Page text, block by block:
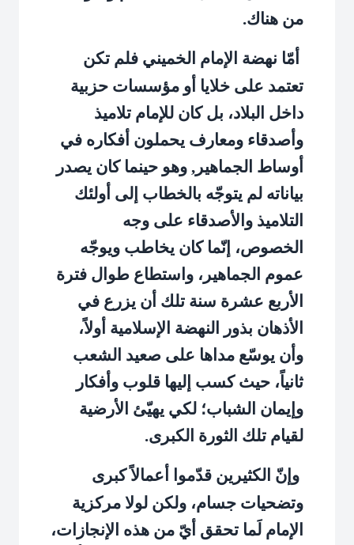
من هناك.
أمّا نهضة الإمام الخميني فلم تكن
تعتمد على خلايا أو مؤسسات حزبية
داخل البلاد، بل كان للإمام تلاميذ
وأصدقاء ومعارف يحملون أفكاره في
أوساط الجماهير, وهو حينما كان يصدر
بياناته لم يتوجّه بالخطاب إلى أولئك
التلاميذ والأصدقاء على وجه
الخصوص، إنّما كان يخاطب ويوجّه
عموم الجماهير، واستطاع طوال فترة
الأربع عشرة سنة تلك أن يزرع في
الأذهان بذور النهضة الإسلامية أولاً،
وأن يوسّع مداها على صعيد الشعب
ثانياً، حيث كسب إليها قلوب وأفكار
وإيمان الشباب؛ لكي يهيّئ الأرضية
لقيام تلك الثورة الكبرى.
وإنّ الكثيرين قدّموا أعمالاً كبرى
وتضحيات جسام، ولكن لولا مركزية
الإمام لَما تحقق أيّ من هذه الإنجازات،